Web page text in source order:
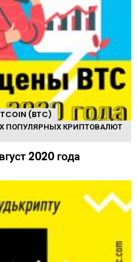
(BTC)
ПОПУЛЯРНЫХ КРИПТОВАЛЮТ
2020 года